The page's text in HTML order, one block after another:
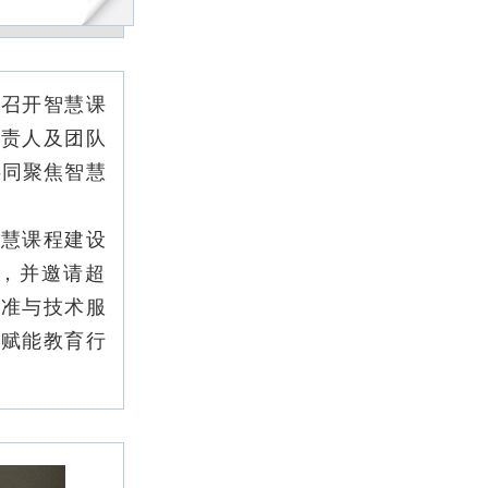
开智慧课
人及团队
聚焦智慧
课程建设
并邀请超
与技术服
能教育行